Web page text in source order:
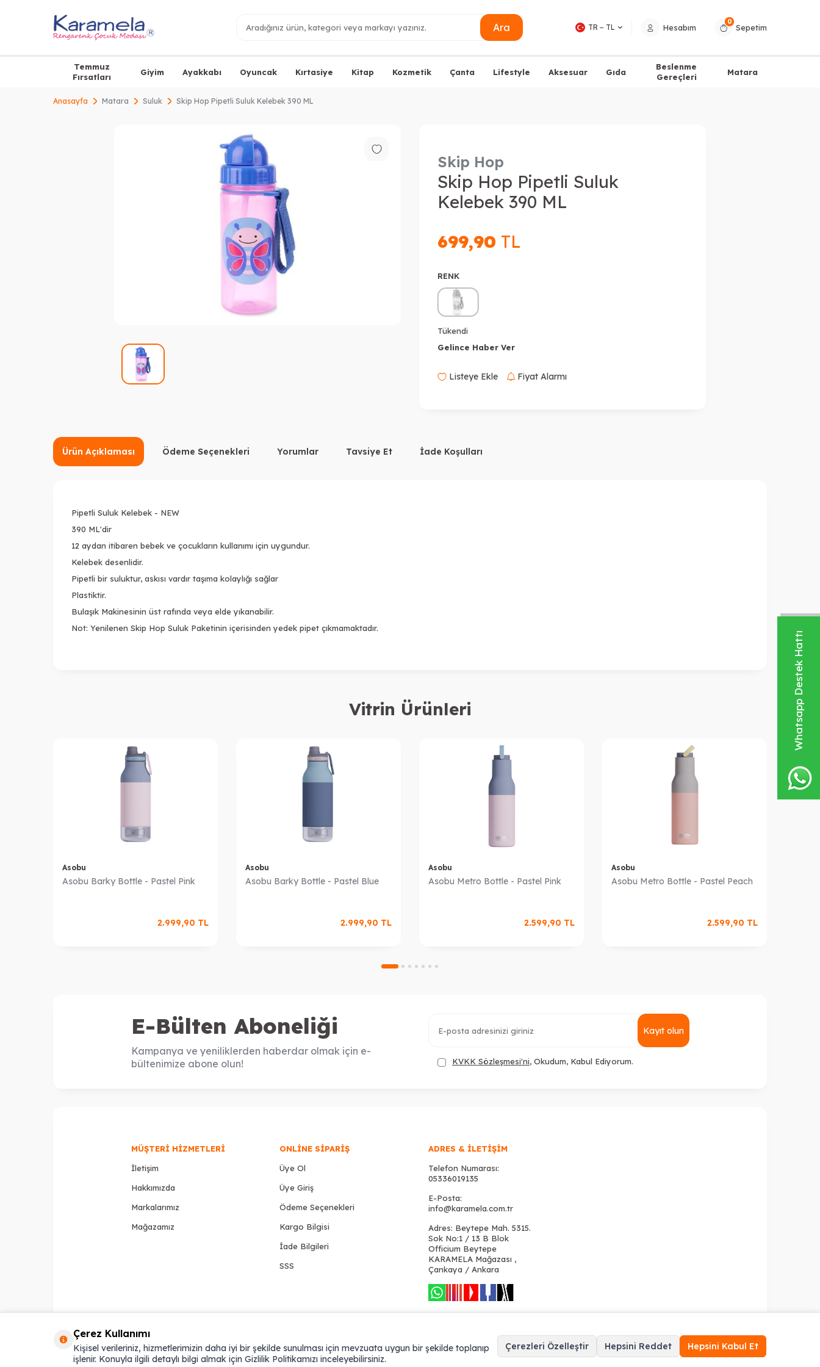
Whatsapp Destek Hattı
Ara TR − TL Hesabım
0
Sepetim
Temmuz
Fırsatları
Giyim Ayakkabı Oyuncak Kırtasiye Kitap Kozmetik Çanta Lifestyle Aksesuar Gıda
Beslenme
Gereçleri
Matara
Anasayfa Matara Suluk Skip Hop Pipetli Suluk Kelebek 390 ML
Skip Hop
Skip Hop Pipetli Suluk
Kelebek 390 ML
699,90 TL
RENK
Tükendi
Gelince Haber Ver
Listeye Ekle Fiyat Alarmı
Ürün Açıklaması Ödeme Seçenekleri Yorumlar Tavsiye Et İade Koşulları
Pipetli Suluk Kelebek - NEW
390 ML'dir
12 aydan itibaren bebek ve çocukların kullanımı için uygundur.
Kelebek desenlidir.
Pipetli bir suluktur, askısı vardır taşıma kolaylığı sağlar
Plastiktir.
Bulaşık Makinesinin üst rafında veya elde yıkanabilir.
Not: Yenilenen Skip Hop Suluk Paketinin içerisinden yedek pipet çıkmamaktadır.
Vitrin Ürünleri
Asobu
Asobu Barky Bottle - Pastel Pink
2.999,90 TL
Asobu
Asobu Barky Bottle - Pastel Blue
2.999,90 TL
Asobu
Asobu Metro Bottle - Pastel Pink
2.599,90 TL
Asobu
Asobu Metro Bottle - Pastel Peach
2.599,90 TL
E-Bülten Aboneliği
Kampanya ve yeniliklerden haberdar olmak için e-
bültenimize abone olun!
Kayıt olun
KVKK Sözleşmesi'ni, Okudum, Kabul Ediyorum.
MÜŞTERI HIZMETLERI
İletişim
Hakkımızda
Markalarımız
Mağazamız
ONLINE SIPARIŞ
Üye Ol
Üye Giriş
Ödeme Seçenekleri
Kargo Bilgisi
İade Bilgileri
SSS
ADRES & İLETIŞIM
Telefon Numarası:
05336019135
E-Posta:
info@karamela.com.tr
Adres: Beytepe Mah. 5315.
Sok No:1 / 13 B Blok
Officium Beytepe
KARAMELA Mağazası ,
Çankaya / Ankara
Çerez Kullanımı
Kişisel verileriniz, hizmetlerimizin daha iyi bir şekilde sunulması için mevzuata uygun bir şekilde toplanıp
işlenir. Konuyla ilgili detaylı bilgi almak için Gizlilik Politikamızı inceleyebilirsiniz.
Çerezleri Özelleştir Hepsini Reddet Hepsini Kabul Et